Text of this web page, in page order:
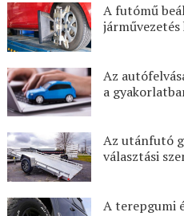
A futómű
járművezetés
Az
a
Az utánfutó
választási
A terepgumi